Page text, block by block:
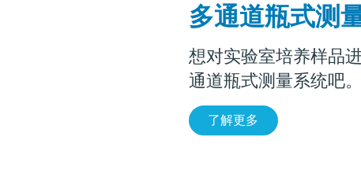
多通道瓶式测
想对实验室培养样品
通道瓶式测量系统吧。
了解更多